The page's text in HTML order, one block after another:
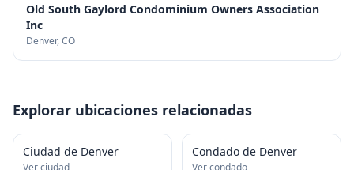
Old South Gaylord Condominium Owners Association
Inc
Denver, CO
Explorar ubicaciones relacionadas
Ciudad de Denver
Ver ciudad
Condado de Denver
Ver condado